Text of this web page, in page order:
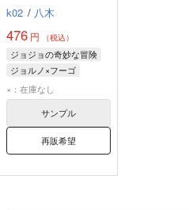
k02 / 八木
476 円 （税込）
ジョジョの奇妙な冒険
ジョルノ×フーゴ
ジョルノ・ジョバァーナ
パンナコッタ・フーゴ
×：在庫なし
サンプル
再販希望